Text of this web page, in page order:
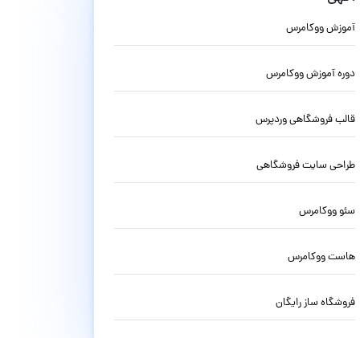
آموزش ووکامرس
دوره آموزش ووکامرس
قالب فروشگاهی وردپرس
طراحی سایت فروشگاهی
سئو ووکامرس
هاست ووکامرس
فروشگاه ساز رایگان